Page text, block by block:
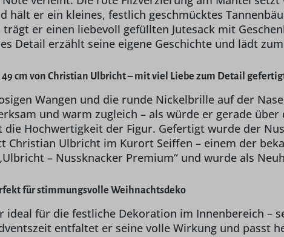
er ein kleines, festlich geschmücktes
er einen liebevoll gefüllten Jutesack mit
Detail erzählt seine eigene Geschichte und lädt
cm von Christian Ulbricht – mit viel Liebe zum Detail
Wangen und die runde Nickelbrille auf der
und warm zugleich – als würde er gerade über
Hochwertigkeit der Figur. Gefertigt wurde der
Ulbricht im Kurort Seiffen – einem der
– Nussknacker Premium“ und wurde als
für stimmungsvolle Weihnachtsdeko
für die festliche Dekoration im Innenbereich –
entfaltet er seine volle Wirkung und passt